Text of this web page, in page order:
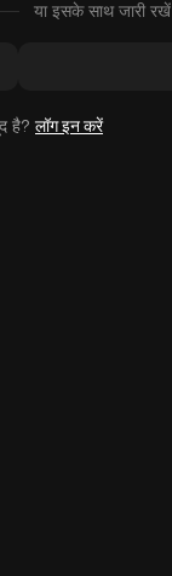
या इसके साथ जारी रखें
है? लॉग इन करें